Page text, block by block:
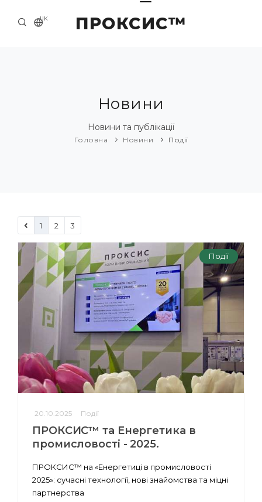
ПРОКСИС™
UK
ПРИКЛАДИ ТА РІШЕННЯ
Новини
Новини та публікації
Головна Новини Події
1 2 3
Події
20.10.2025 Події
ПРОКСИС™ та Енергетика в
промисловості - 2025.
ПРОКСИС™ на «Енергетиці в промисловості
2025»: сучасні технології, нові знайомства та міцні
партнерства